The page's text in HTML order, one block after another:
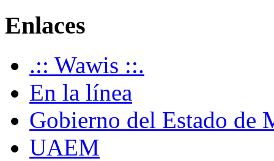
Enlaces
.:: Wawis ::.
En la línea
Gobierno del Estado de
UAEM